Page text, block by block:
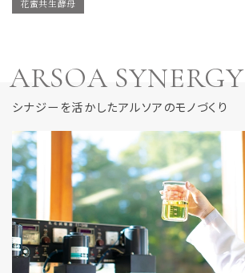
花蜜共生酵母
ARSOA SYNERGY
シナジーを活かしたアルソアのモノづくり